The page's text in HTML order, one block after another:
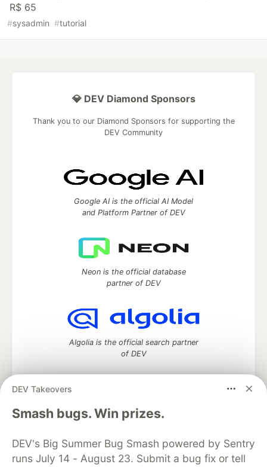
R$ 65
#sysadmin #tutorial
DEV Takeovers
Smash bugs. Win prizes.
DEV's Big Summer Bug Smash powered by Sentry
runs July 14 - August 23. Submit a bug fix or tell
💎 DEV Diamond Sponsors
Thank you to our Diamond Sponsors for supporting the
DEV Community
Google AI is the official AI Model
and Platform Partner of DEV
Neon is the official database
partner of DEV
Algolia is the official search partner
of DEV
DEV Community— A space to discuss and keep up software
development and manage your software career
DEV Education Tracks
DEV Help
Advertise on DEV
Organization Accounts
DEV Showcase About Contact